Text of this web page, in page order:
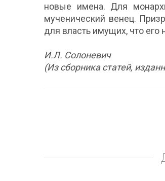
новые имена. Для
мученический венец.
для власть имущих, что его
И.Л. Солоневич
(Из сборника статей,